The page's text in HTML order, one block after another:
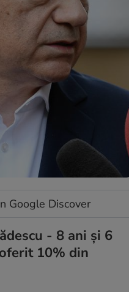
Google Discover
- 8 ani și 6
10% din